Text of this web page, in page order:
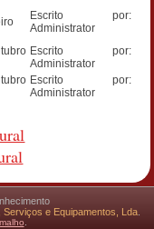
Escrito por:
Administrator
Escrito por:
Administrator
Escrito por:
Administrator
e Equipamentos, Lda.